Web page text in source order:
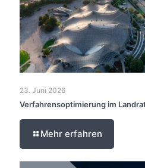
23. Juni 2026
Verfahrensoptimierung im
Mehr erfahren